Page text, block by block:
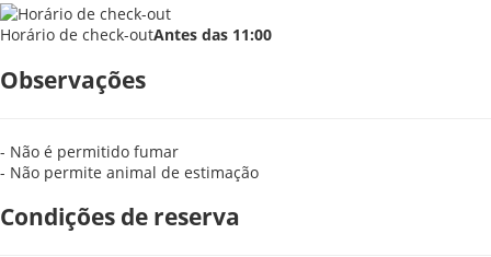
Horário de check-outAntes das 11:00
Observações
- Não é permitido fumar
- Não permite animal de estimação
Condições de reserva